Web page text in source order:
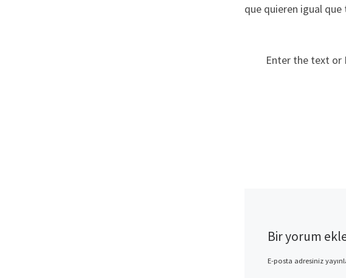
que quieren igual
Enter the text or
Bir yorum
E-posta adresiniz